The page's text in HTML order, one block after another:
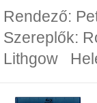
Rendező:
Szereplők:
Lithgow